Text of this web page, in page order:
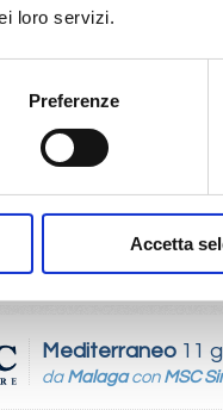
loro servizi.
Preferenze
Accetta
daBaricon
La Valletta, Spalato,
Mediterraneo 11
da Malagacon MSC